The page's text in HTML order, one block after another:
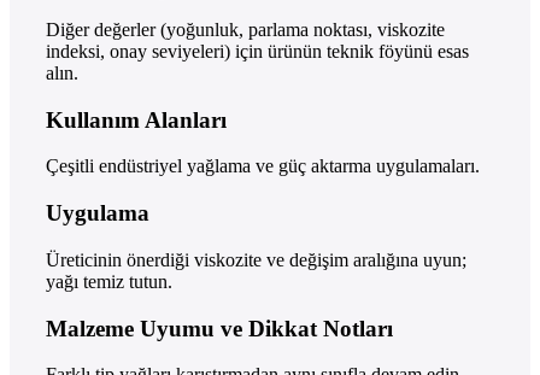
Diğer değerler (yoğunluk, parlama noktası, viskozite
indeksi, onay seviyeleri) için ürünün teknik föyünü esas
alın.
Kullanım Alanları
Çeşitli endüstriyel yağlama ve güç aktarma uygulamaları.
Uygulama
Üreticinin önerdiği viskozite ve değişim aralığına uyun;
yağı temiz tutun.
Malzeme Uyumu ve Dikkat Notları